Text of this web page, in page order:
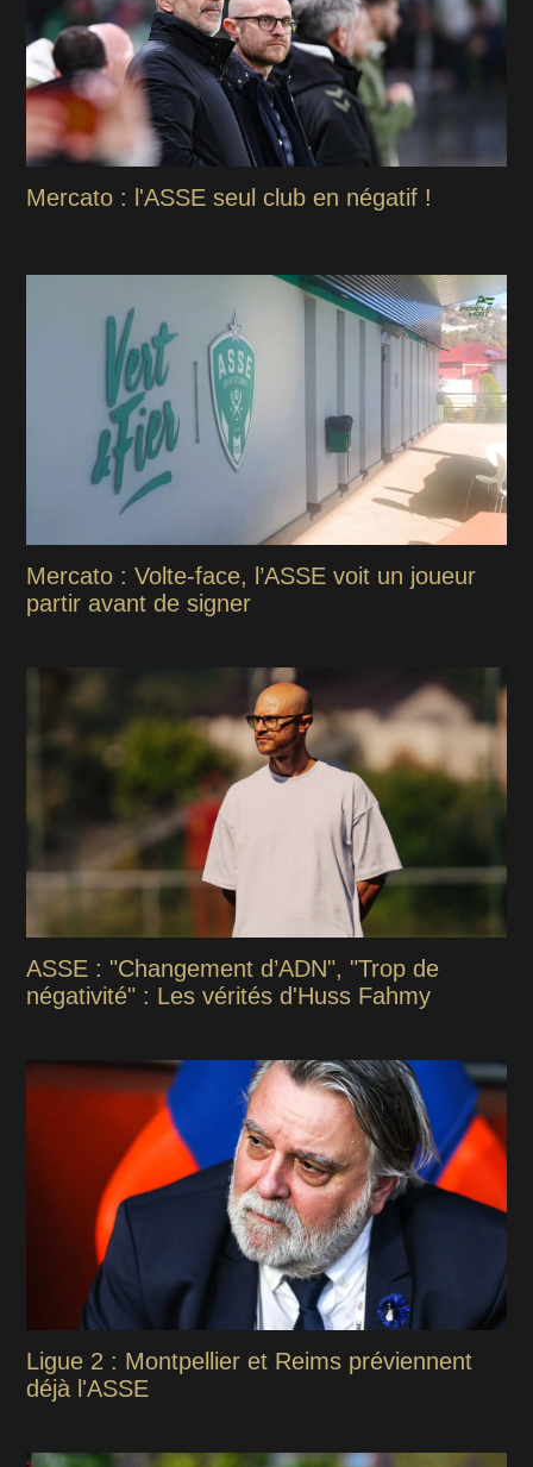
Mercato : l'ASSE seul club en négatif !
Mercato : Volte-face, l’ASSE voit un joueur
partir avant de signer
ASSE : "Changement d’ADN", "Trop de
négativité" : Les vérités d'Huss Fahmy
Ligue 2 : Montpellier et Reims préviennent
déjà l'ASSE